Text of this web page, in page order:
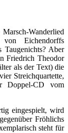
Wanderlied
Eichendorffs
Taugenichts? Aber
Friedrich Theodor
als der Text) die
Streichquartette,
Doppel-CD vom
eingespielt, wird
Fröhlichs
steht für